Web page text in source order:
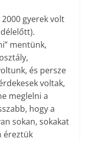
gyerek volt
mentünk,
és persze
voltak,
meglelni a
hogy a
sokan, sokakat
éreztük